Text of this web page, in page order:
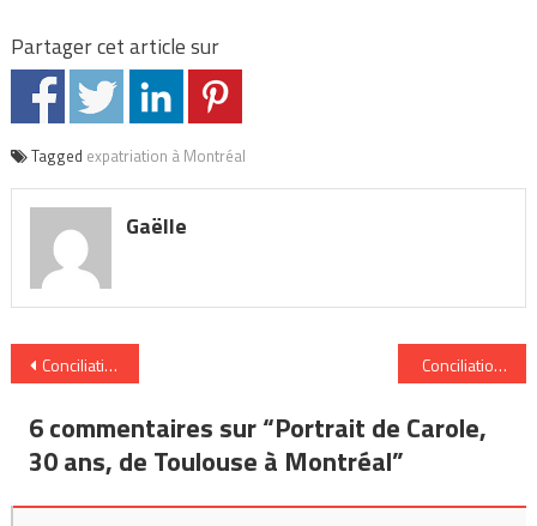
Partager cet article sur
Tagged expatriation à Montréal
Gaëlle
Navigation
de
l’article
Conciliation vie privée / vie pro : Paris / province / étranger ?
Conciliation
6 commentaires sur “Portrait de Carole,
30 ans, de Toulouse à Montréal”